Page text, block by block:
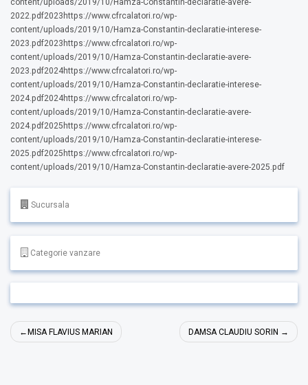
content/uploads/2019/10/Hamza-Constantin-declaratie-avere-
2022.pdf2023https://www.cfrcalatori.ro/wp-
content/uploads/2019/10/Hamza-Constantin-declaratie-interese-
2023.pdf2023https://www.cfrcalatori.ro/wp-
content/uploads/2019/10/Hamza-Constantin-declaratie-avere-
2023.pdf2024https://www.cfrcalatori.ro/wp-
content/uploads/2019/10/Hamza-Constantin-declaratie-interese-
2024.pdf2024https://www.cfrcalatori.ro/wp-
content/uploads/2019/10/Hamza-Constantin-declaratie-avere-
2024.pdf2025https://www.cfrcalatori.ro/wp-
content/uploads/2019/10/Hamza-Constantin-declaratie-interese-
2025.pdf2025https://www.cfrcalatori.ro/wp-
content/uploads/2019/10/Hamza-Constantin-declaratie-avere-2025.pdf
Sucursala
Categorie vanzare
Navigare
în
MISA FLAVIUS MARIAN DAMSA CLAUDIU SORIN